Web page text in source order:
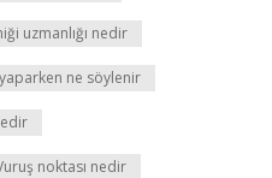
uzmanlığı nedir
yaparken ne söylenir
noktası nedir